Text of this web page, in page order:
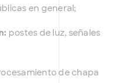
en general;
postes de luz, señales
de chapa